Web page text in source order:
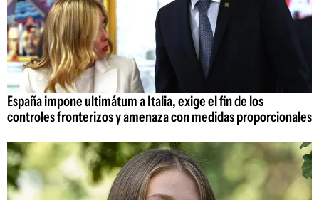
España impone ultimátum a Italia, exige el fin de los
controles fronterizos y amenaza con medidas proporcionales